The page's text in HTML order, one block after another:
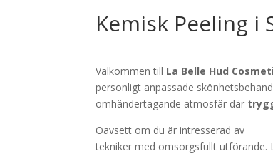
Kemisk Peeling i
Välkommen till La Belle Hud
personligt anpassade
omhändertagande atmosfär där
Oavsett om du är intresserad av
tekniker med omsorgsfullt utförande.